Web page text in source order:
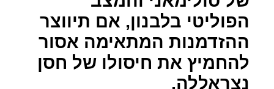
הפוליטי בלבנון, אם תיווצר
ההזדמנות המתאימה אסור
להחמיץ את חיסולו של חסן
נצראללה.